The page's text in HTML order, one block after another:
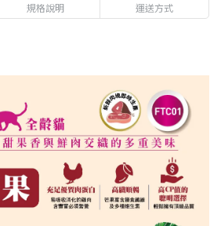
規格說明 運送方式